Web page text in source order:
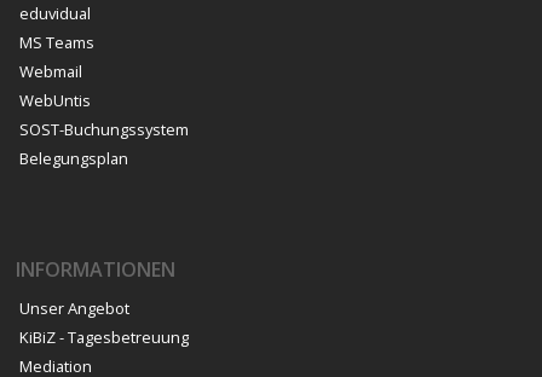
eduvidual
MS Teams
Webmail
WebUntis
SOST-Buchungssystem
Belegungsplan
INFORMATIONEN
Unser Angebot
KiBiZ - Tagesbetreuung
Mediation